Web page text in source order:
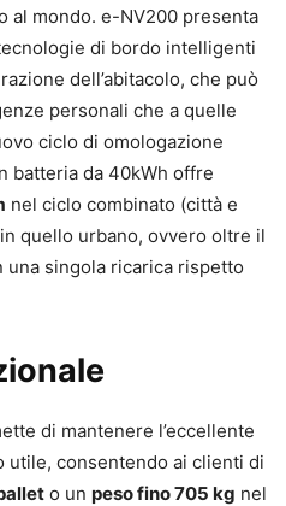
al mondo. e-NV200 presenta
di bordo intelligenti
dell’abitacolo, che può
personali che a quelle
ciclo di omologazione
batteria da 40kWh offre
nel ciclo combinato (città e
quello urbano, ovvero oltre il
una singola ricarica rispetto
di mantenere l’eccellente
utile, consentendo ai clienti di
o un peso fino 705 kg nel